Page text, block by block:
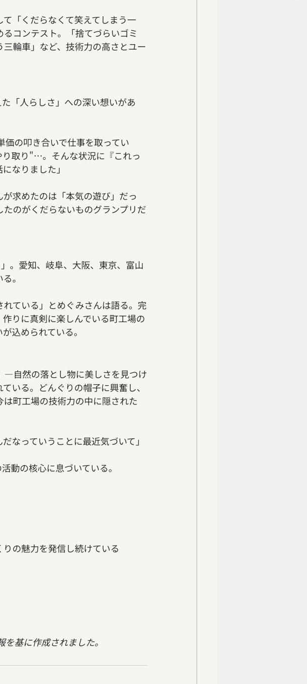
「くだらなくて笑えてしまう一
コンテスト。「捨てづらいゴミ
輪車」など、技術力の高さとユー
「人らしさ」への深い想いがあ
価の叩き合いで仕事を取ってい
取り"…。そんな状況に『これっ
なりました」
求めたのは「本気の遊び」だっ
のがくだらないものグランプリだ
。愛知、岐阜、大阪、東京、富山
。
れている」とめぐみさんは語る。完
りに真剣に楽しんでいる町工場の
込められている。
—自然の落とし物に美しさを見つけ
いる。どんぐりの帽子に興奮し、
町工場の技術力の中に隠された
なっていうことに最近気づいて」
動の核心に息づいている。
の魅力を発信し続けている
基に作成されました。